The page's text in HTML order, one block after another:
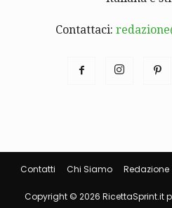
Contattaci:
Contatti Chi Siamo Redazione
Copyright © 2026 RicettaSprint.it